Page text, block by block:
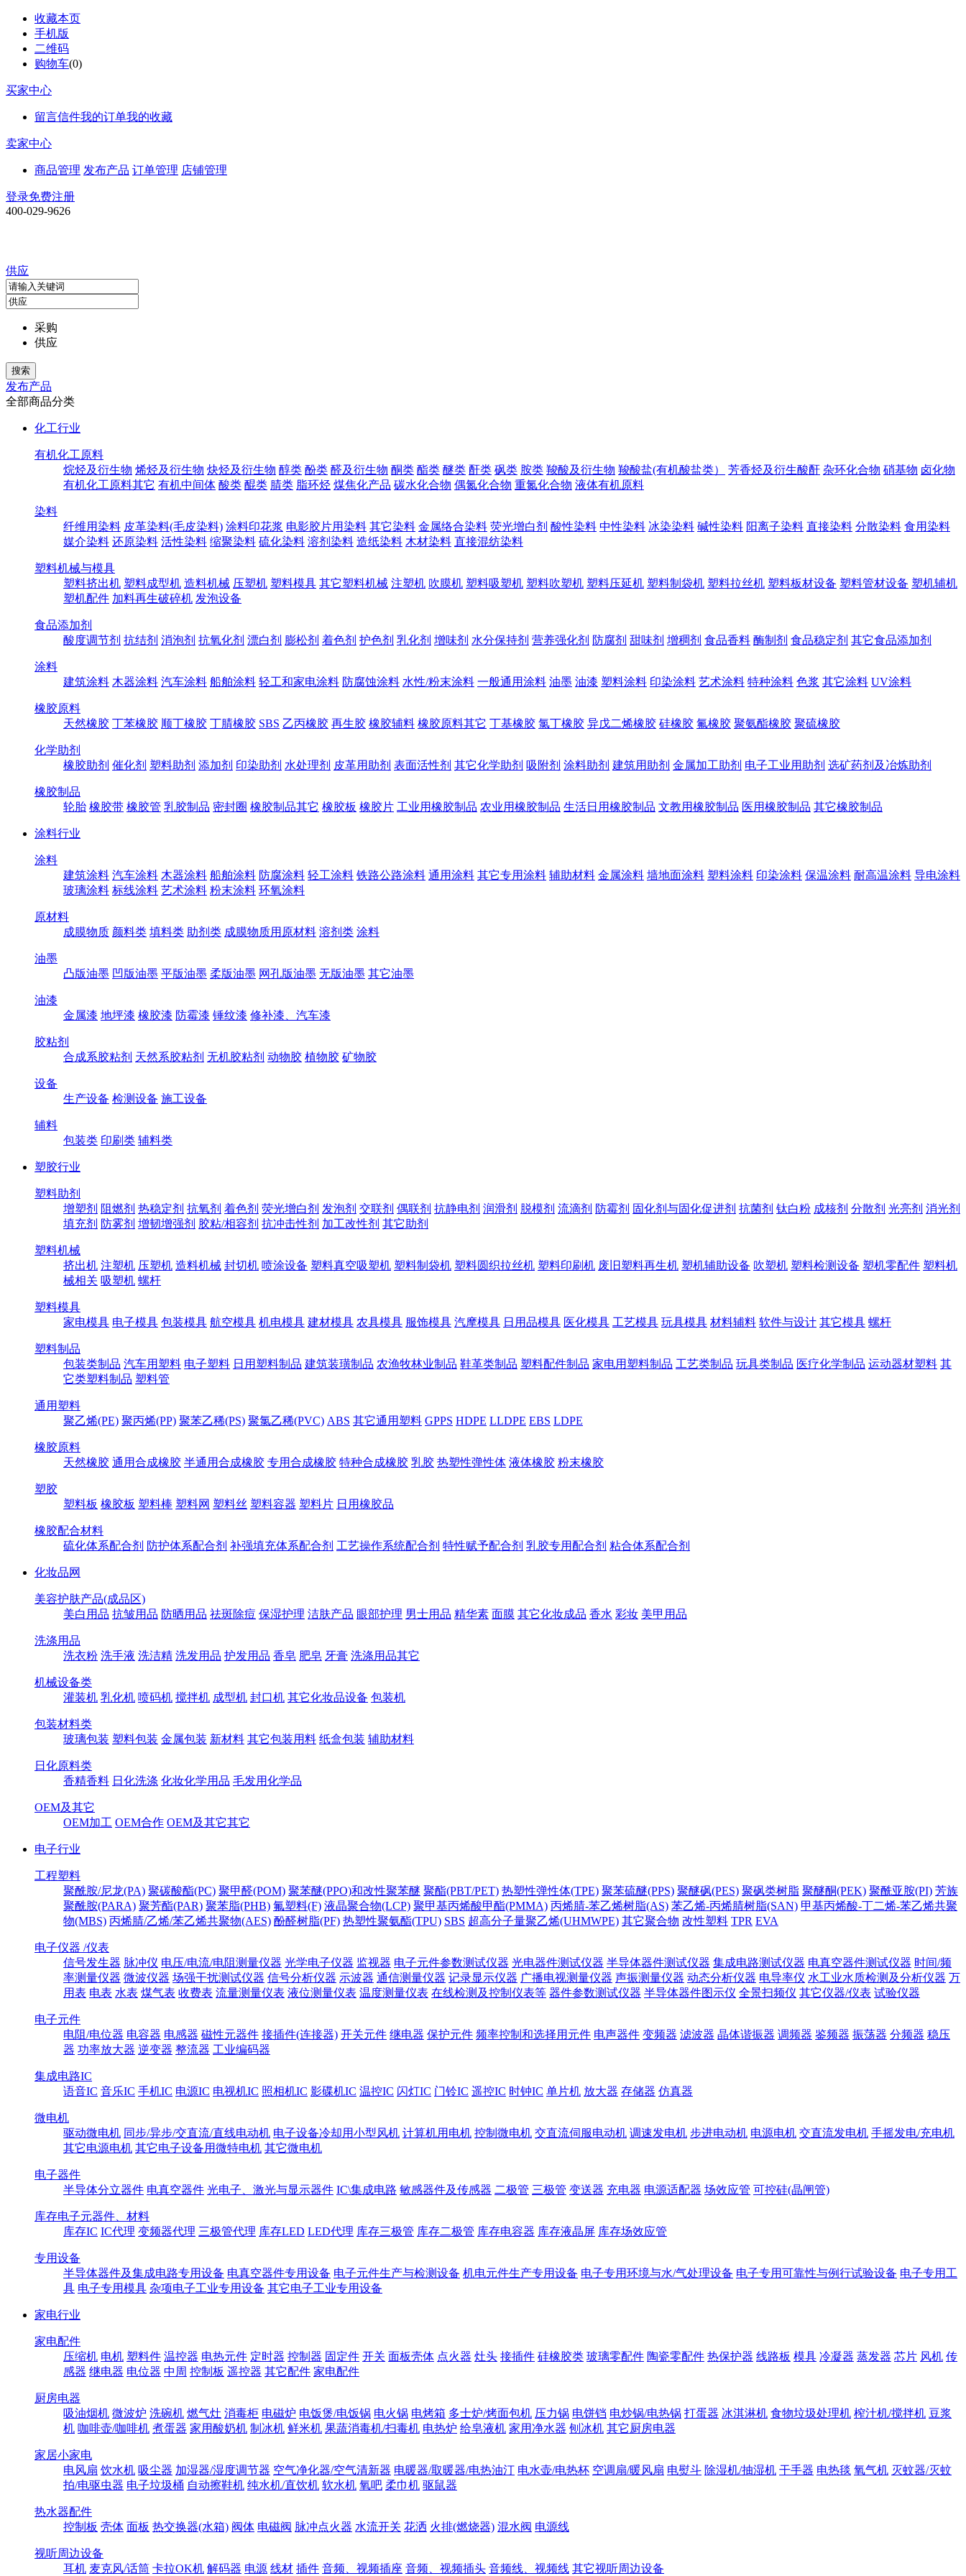
收藏本页
手机版
二维码
购物车(0)
买家中心
留言信件我的订单我的收藏
卖家中心
商品管理 发布产品 订单管理 店铺管理
登录免费注册
400-029-9626
供应
采购
供应
发布产品
全部商品分类
化工行业
有机化工原料
烷烃及衍生物 烯烃及衍生物 炔烃及衍生物 醇类 酚类 醛及衍生物 酮类 酯类 醚类 酐类 砜类 胺类 羧酸及衍生物 羧酸盐(有机酸盐类） 芳香烃及衍生酸酐 杂环化合物 硝基物 卤化物
有机化工原料其它 有机中间体 酸类 醌类 腈类 脂环烃 煤焦化产品 碳水化合物 偶氮化合物 重氮化合物 液体有机原料
染料
纤维用染料 皮革染料(毛皮染料) 涂料印花浆 电影胶片用染料 其它染料 金属络合染料 荧光增白剂 酸性染料 中性染料 冰染染料 碱性染料 阳离子染料 直接染料 分散染料 食用染料
媒介染料 还原染料 活性染料 缩聚染料 硫化染料 溶剂染料 造纸染料 木材染料 直接混纺染料
塑料机械与模具
塑料挤出机 塑料成型机 造料机械 压塑机 塑料模具 其它塑料机械 注塑机 吹膜机 塑料吸塑机 塑料吹塑机 塑料压延机 塑料制袋机 塑料拉丝机 塑料板材设备 塑料管材设备 塑机辅机
塑机配件 加料再生破碎机 发泡设备
食品添加剂
酸度调节剂 抗结剂 消泡剂 抗氧化剂 漂白剂 膨松剂 着色剂 护色剂 乳化剂 增味剂 水分保持剂 营养强化剂 防腐剂 甜味剂 增稠剂 食品香料 酶制剂 食品稳定剂 其它食品添加剂
涂料
建筑涂料 木器涂料 汽车涂料 船舶涂料 轻工和家电涂料 防腐蚀涂料 水性/粉末涂料 一般通用涂料 油墨 油漆 塑料涂料 印染涂料 艺术涂料 特种涂料 色浆 其它涂料 UV涂料
橡胶原料
天然橡胶 丁苯橡胶 顺丁橡胶 丁腈橡胶 SBS 乙丙橡胶 再生胶 橡胶辅料 橡胶原料其它 丁基橡胶 氯丁橡胶 异戊二烯橡胶 硅橡胶 氟橡胶 聚氨酯橡胶 聚硫橡胶
化学助剂
橡胶助剂 催化剂 塑料助剂 添加剂 印染助剂 水处理剂 皮革用助剂 表面活性剂 其它化学助剂 吸附剂 涂料助剂 建筑用助剂 金属加工助剂 电子工业用助剂 选矿药剂及冶炼助剂
橡胶制品
轮胎 橡胶带 橡胶管 乳胶制品 密封圈 橡胶制品其它 橡胶板 橡胶片 工业用橡胶制品 农业用橡胶制品 生活日用橡胶制品 文教用橡胶制品 医用橡胶制品 其它橡胶制品
涂料行业
涂料
建筑涂料 汽车涂料 木器涂料 船舶涂料 防腐涂料 轻工涂料 铁路公路涂料 通用涂料 其它专用涂料 辅助材料 金属涂料 墙地面涂料 塑料涂料 印染涂料 保温涂料 耐高温涂料 导电涂料
玻璃涂料 标线涂料 艺术涂料 粉末涂料 环氧涂料
原材料
成膜物质 颜料类 填料类 助剂类 成膜物质用原材料 溶剂类 涂料
油墨
凸版油墨 凹版油墨 平版油墨 柔版油墨 网孔版油墨 无版油墨 其它油墨
油漆
金属漆 地坪漆 橡胶漆 防霉漆 锤纹漆 修补漆、汽车漆
胶粘剂
合成系胶粘剂 天然系胶粘剂 无机胶粘剂 动物胶 植物胶 矿物胶
设备
生产设备 检测设备 施工设备
辅料
包装类 印刷类 辅料类
塑胶行业
塑料助剂
增塑剂 阻燃剂 热稳定剂 抗氧剂 着色剂 荧光增白剂 发泡剂 交联剂 偶联剂 抗静电剂 润滑剂 脱模剂 流滴剂 防霉剂 固化剂与固化促进剂 抗菌剂 钛白粉 成核剂 分散剂 光亮剂 消光剂
填充剂 防雾剂 增韧增强剂 胶粘/相容剂 抗冲击性剂 加工改性剂 其它助剂
塑料机械
挤出机 注塑机 压塑机 造料机械 封切机 喷涂设备 塑料真空吸塑机 塑料制袋机 塑料圆织拉丝机 塑料印刷机 废旧塑料再生机 塑机辅助设备 吹塑机 塑料检测设备 塑机零配件 塑料机
械相关 吸塑机 螺杆
塑料模具
家电模具 电子模具 包装模具 航空模具 机电模具 建材模具 农具模具 服饰模具 汽摩模具 日用品模具 医化模具 工艺模具 玩具模具 材料辅料 软件与设计 其它模具 螺杆
塑料制品
包装类制品 汽车用塑料 电子塑料 日用塑料制品 建筑装璜制品 农渔牧林业制品 鞋革类制品 塑料配件制品 家电用塑料制品 工艺类制品 玩具类制品 医疗化学制品 运动器材塑料 其
它类塑料制品 塑料管
通用塑料
聚乙烯(PE) 聚丙烯(PP) 聚苯乙稀(PS) 聚氯乙稀(PVC) ABS 其它通用塑料 GPPS HDPE LLDPE EBS LDPE
橡胶原料
天然橡胶 通用合成橡胶 半通用合成橡胶 专用合成橡胶 特种合成橡胶 乳胶 热塑性弹性体 液体橡胶 粉末橡胶
塑胶
塑料板 橡胶板 塑料棒 塑料网 塑料丝 塑料容器 塑料片 日用橡胶品
橡胶配合材料
硫化体系配合剂 防护体系配合剂 补强填充体系配合剂 工艺操作系统配合剂 特性赋予配合剂 乳胶专用配合剂 粘合体系配合剂
化妆品网
美容护肤产品(成品区)
美白用品 抗皱用品 防晒用品 祛斑除痘 保湿护理 洁肤产品 眼部护理 男士用品 精华素 面膜 其它化妆成品 香水 彩妆 美甲用品
洗涤用品
洗衣粉 洗手液 洗洁精 洗发用品 护发用品 香皂 肥皂 牙膏 洗涤用品其它
机械设备类
灌装机 乳化机 喷码机 搅拌机 成型机 封口机 其它化妆品设备 包装机
包装材料类
玻璃包装 塑料包装 金属包装 新材料 其它包装用料 纸盒包装 辅助材料
日化原料类
香精香料 日化洗涤 化妆化学用品 毛发用化学品
OEM及其它
OEM加工 OEM合作 OEM及其它其它
电子行业
工程塑料
聚酰胺/尼龙(PA) 聚碳酸酯(PC) 聚甲醛(POM) 聚苯醚(PPO)和改性聚苯醚 聚酯(PBT/PET) 热塑性弹性体(TPE) 聚苯硫醚(PPS) 聚醚砜(PES) 聚砜类树脂 聚醚酮(PEK) 聚酰亚胺(PI) 芳族
聚酰胺(PARA) 聚芳酯(PAR) 聚苯脂(PHB) 氟塑料(F) 液晶聚合物(LCP) 聚甲基丙烯酸甲酯(PMMA) 丙烯腈-苯乙烯树脂(AS) 苯乙烯-丙烯腈树脂(SAN) 甲基丙烯酸-丁二烯-苯乙烯共聚
物(MBS) 丙烯腈/乙烯/苯乙烯共聚物(AES) 酚醛树脂(PF) 热塑性聚氨酯(TPU) SBS 超高分子量聚乙烯(UHMWPE) 其它聚合物 改性塑料 TPR EVA
电子仪器 /仪表
信号发生器 脉冲仪 电压/电流/电阻测量仪器 光学电子仪器 监视器 电子元件参数测试仪器 光电器件测试仪器 半导体器件测试仪器 集成电路测试仪器 电真空器件测试仪器 时间/频
率测量仪器 微波仪器 场强干扰测试仪器 信号分析仪器 示波器 通信测量仪器 记录显示仪器 广播电视测量仪器 声振测量仪器 动态分析仪器 电导率仪 水工业水质检测及分析仪器 万
用表 电表 水表 煤气表 收费表 流量测量仪表 液位测量仪表 温度测量仪表 在线检测及控制仪表等 器件参数测试仪器 半导体器件图示仪 全景扫频仪 其它仪器/仪表 试验仪器
电子元件
电阻/电位器 电容器 电感器 磁性元器件 接插件(连接器) 开关元件 继电器 保护元件 频率控制和选择用元件 电声器件 变频器 滤波器 晶体谐振器 调频器 鉴频器 振荡器 分频器 稳压
器 功率放大器 逆变器 整流器 工业编码器
集成电路IC
语音IC 音乐IC 手机IC 电源IC 电视机IC 照相机IC 影碟机IC 温控IC 闪灯IC 门铃IC 遥控IC 时钟IC 单片机 放大器 存储器 仿真器
微电机
驱动微电机 同步/异步/交直流/直线电动机 电子设备冷却用小型风机 计算机用电机 控制微电机 交直流伺服电动机 调速发电机 步进电动机 电源电机 交直流发电机 手摇发电/充电机
其它电源电机 其它电子设备用微特电机 其它微电机
电子器件
半导体分立器件 电真空器件 光电子、激光与显示器件 IC\集成电路 敏感器件及传感器 二极管 三极管 变送器 充电器 电源适配器 场效应管 可控硅(晶闸管)
库存电子元器件、材料
库存IC IC代理 变频器代理 三极管代理 库存LED LED代理 库存三极管 库存二极管 库存电容器 库存液晶屏 库存场效应管
专用设备
半导体器件及集成电路专用设备 电真空器件专用设备 电子元件生产与检测设备 机电元件生产专用设备 电子专用环境与水/气处理设备 电子专用可靠性与例行试验设备 电子专用工
具 电子专用模具 杂项电子工业专用设备 其它电子工业专用设备
家电行业
家电配件
压缩机 电机 塑料件 温控器 电热元件 定时器 控制器 固定件 开关 面板壳体 点火器 灶头 接插件 硅橡胶类 玻璃零配件 陶瓷零配件 热保护器 线路板 模具 冷凝器 蒸发器 芯片 风机 传
感器 继电器 电位器 中周 控制板 遥控器 其它配件 家电配件
厨房电器
吸油烟机 微波炉 洗碗机 燃气灶 消毒柜 电磁炉 电饭煲/电饭锅 电火锅 电烤箱 多士炉/烤面包机 压力锅 电饼铛 电炒锅/电热锅 打蛋器 冰淇淋机 食物垃圾处理机 榨汁机/搅拌机 豆浆
机 咖啡壶/咖啡机 煮蛋器 家用酸奶机 制冰机 鲜米机 果蔬消毒机/扫毒机 电热炉 给皂液机 家用净水器 刨冰机 其它厨房电器
家居小家电
电风扇 饮水机 吸尘器 加湿器/湿度调节器 空气净化器/空气清新器 电暖器/取暖器/电热油汀 电水壶/电热杯 空调扇/暖风扇 电熨斗 除湿机/抽湿机 干手器 电热毯 氧气机 灭蚊器/灭蚊
拍/电驱虫器 电子垃圾桶 自动擦鞋机 纯水机/直饮机 软水机 氧吧 柔巾机 驱鼠器
热水器配件
控制板 壳体 面板 热交换器(水箱) 阀体 电磁阀 脉冲点火器 水流开关 花洒 火排(燃烧器) 混水阀 电源线
视听周边设备
耳机 麦克风/话筒 卡拉OK机 解码器 电源 线材 插件 音频、视频插座 音频、视频插头 音频线、视频线 其它视听周边设备